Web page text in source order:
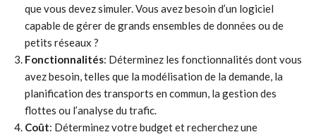
que vous devez simuler. Vous avez besoin d’un logiciel
capable de gérer de grands ensembles de données ou de
petits réseaux ?
Fonctionnalités: Déterminez les fonctionnalités dont vous
avez besoin, telles que la modélisation de la demande, la
planification des transports en commun, la gestion des
flottes ou l’analyse du trafic.
Coût: Déterminez votre budget et recherchez une